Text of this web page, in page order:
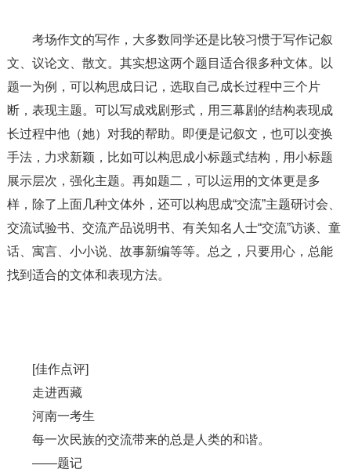
考场作文的写作，大多数同学还是比较习惯于写作记叙
文、议论文、散文。其实想这两个题目适合很多种文体。以
题一为例，可以构思成日记，选取自己成长过程中三个片
断，表现主题。可以写成戏剧形式，用三幕剧的结构表现成
长过程中他（她）对我的帮助。即便是记叙文，也可以变换
手法，力求新颖，比如可以构思成小标题式结构，用小标题
展示层次，强化主题。再如题二，可以运用的文体更是多
样，除了上面几种文体外，还可以构思成“交流”主题研讨会、
交流试验书、交流产品说明书、有关知名人士“交流”访谈、童
话、寓言、小小说、故事新编等等。总之，只要用心，总能
找到适合的文体和表现方法。
[佳作点评]
走进西藏
河南一考生
每一次民族的交流带来的总是人类的和谐。
――题记